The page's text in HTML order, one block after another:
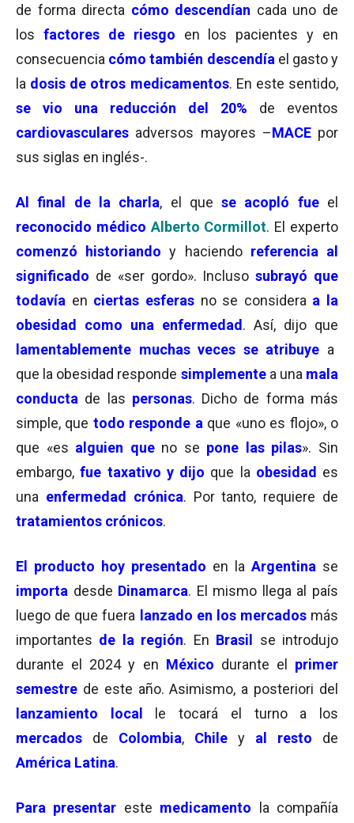
de forma directa cómo descendían cada uno de
los factores de riesgo en los pacientes y en
consecuencia cómo también descendía el gasto y
la dosis de otros medicamentos. En este sentido,
se vio una reducción del 20% de eventos
cardiovasculares adversos mayores –MACE por
sus siglas en inglés-.
Al final de la charla, el quese acopló fue el
reconocido médico Alberto Cormillot. El experto
comenzó historiando y haciendoreferencia al
significado de «ser gordo». Incluso subrayó que
todavía en ciertas esferasno se considera a la
obesidad como una enfermedad . Así, dijo que
lamentablemente muchas veces se atribuye a
que la obesidad responde simplemente a una mala
conducta de las personas. Dicho de forma más
simple, que todo responde a que «uno es flojo», o
que «es alguien queno se pone las pilas». Sin
embargo,fue taxativo y dijo que la obesidad es
una enfermedad crónica. Por tanto, requiere de
tratamientos crónicos.
El producto hoy presentado en la Argentina se
importa desde Dinamarca. El mismo llega al país
luego de que fuera
lanzado en los mercados más
importantes de la región. En Brasil
se introdujo
durante el 2024 y en México durante el primer
semestre de este año. Asimismo, a posteriori del
lanzamiento local
le tocará el turno a los
mercados
de Colombia, Chile y al resto de
América Latina.
Para presentar este medicamento
la compañía